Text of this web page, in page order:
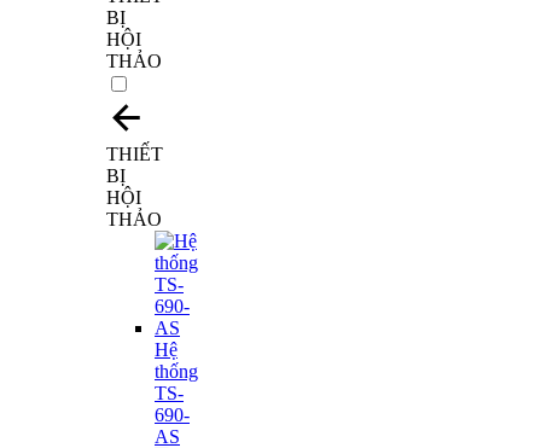
BỊ
HỘI
THẢO
THIẾT
BỊ
HỘI
THẢO
Hệ
thống
TS-
690-
AS